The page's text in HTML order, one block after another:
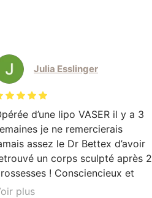
Julia Esslinger
d’une lipo VASER il y a 3
je ne remercierais
assez le Dr Bettex d’avoir
un corps sculpté après 2
! Consciencieux et
je vous
plus